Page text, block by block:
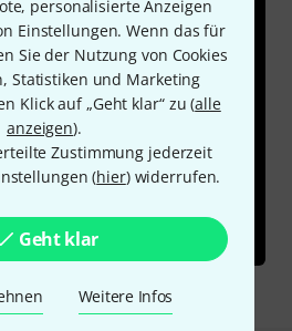
personalisierte Anzeigen
Einstellungen. Wenn das für
Sie der Nutzung von Cookies
Statistiken und Marketing
Klick auf „Geht klar“ zu (alle
anzeigen).
Zustimmung jederzeit
(hier) widerrufen.
Geht klar
Weitere Infos